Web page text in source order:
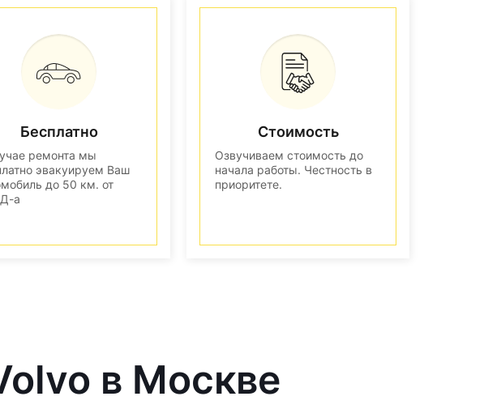
Бесплатно
ремонта мы
эвакуируем Ваш
до 50 км. от
а
Стоимость
Озвучиваем стоимость до
начала работы. Честность в
приоритете.
в Москве